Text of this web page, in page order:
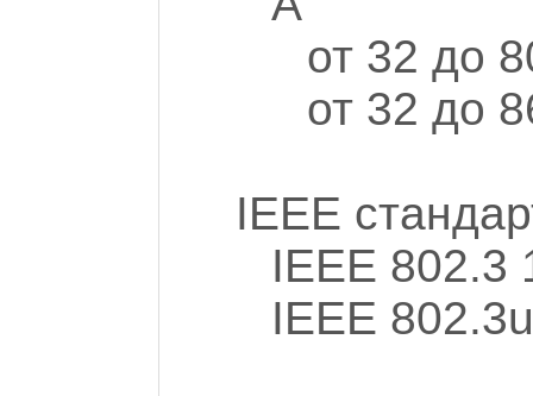
от 32 до
от 32 до
IEEE
IEEE 802.3
IEEE